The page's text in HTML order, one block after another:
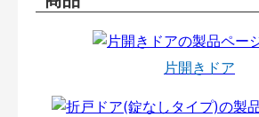
片開きドア